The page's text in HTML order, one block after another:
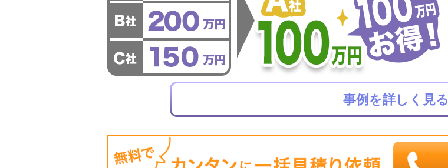
事例を詳しく見る